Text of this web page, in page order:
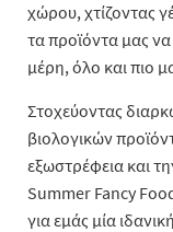
χώρου, χτίζοντας
τα προϊόντα μας
μέρη, όλο και πιο
Στοχεύοντας
βιολογικών
εξωστρέφεια και
Summer Fancy
για εμάς μία